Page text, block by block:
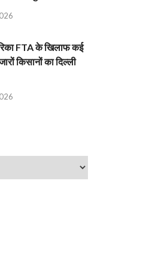
FTA के खिलाफ कई
किसानों का दिल्ली